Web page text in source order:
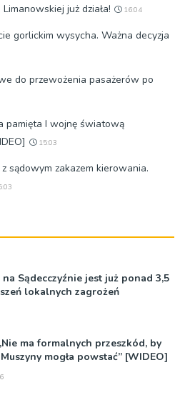
już działa! 16:04
gorlickim wysycha. Ważna decyzja
do przewożenia pasażerów po
pamięta I wojnę światową
15:03
sądowym zakazem kierowania.
Sądecczyźnie jest już ponad 3,5
lokalnych zagrożeń
ma formalnych przeszkód, by
mogła powstać” [WIDEO]